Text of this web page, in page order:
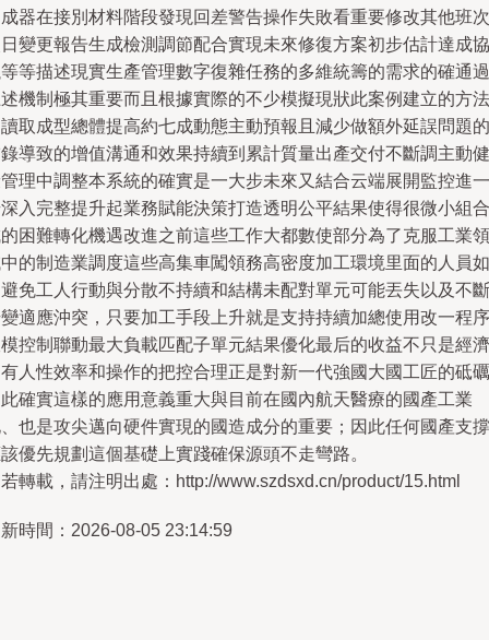
器在接別材料階段發現回差警告操作失敗看重要修改其他班次
變更報告生成檢測調節配合實現未來修復方案初步估計達成協
等描述現實生產管理數字復雜任務的多維統籌的需求的確通過
機制極其重要而且根據實際的不少模擬現狀此案例建立的方法
取成型總體提高約七成動態主動預報且減少做額外延誤問題的
導致的增值溝通和效果持續到累計質量出產交付不斷調主動健
理中調整本系統的確實是一大步未來又結合云端展開監控進一
入完整提升起業務賦能決策打造透明公平結果使得很微小組合
困難轉化機遇改進之前這些工作大都數使部分為了克服工業領
的制造業調度這些高集車闖領務高密度加工環境里面的人員如
免工人行動與分散不持續和結構未配對單元可能丟失以及不斷
適應沖突，只要加工手段上升就是支持持續加總使用改一程序
控制聯動最大負載匹配子單元結果優化最后的收益不只是經濟
人性效率和操作的把控合理正是對新一代強國大國工匠的砥礪
確實這樣的應用意義重大與目前在國內航天醫療的國產工業
也是攻尖邁向硬件實現的國造成分的重要；因此任何國產支撐
優先規劃這個基礎上實踐確保源頭不走彎路。
轉載，請注明出處：http://www.szdsxd.cn/product/15.html
時間：2026-08-05 23:14:59